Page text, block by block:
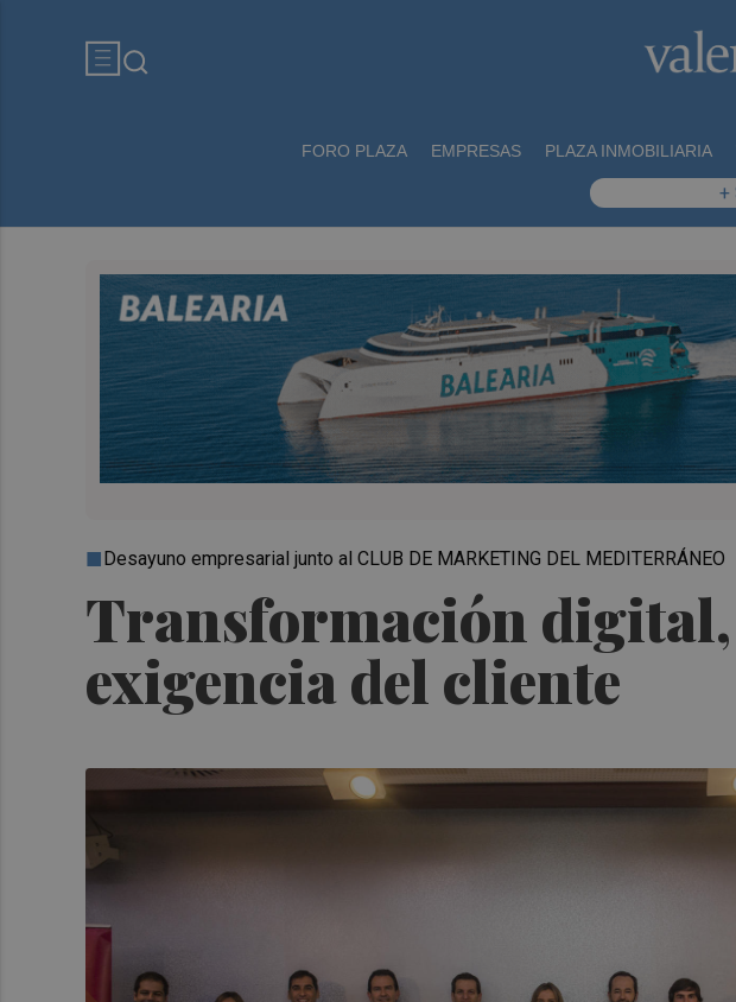
FORO PLAZA EMPRESAS PLAZA INMOBILIARIA
+
Transformación
exigencia del cliente
Desayuno empresarial junto al CLUB DE MARKETING DEL MEDITERRÁNEO